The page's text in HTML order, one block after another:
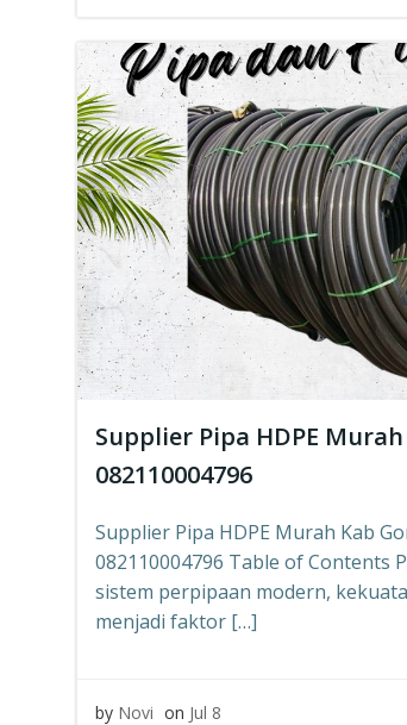
Supplier Pipa HDPE
082110004796
Supplier Pipa HDPE Murah Kab
082110004796 Table of Contents
sistem perpipaan modern,
menjadi faktor […]
by Novi on Jul 8